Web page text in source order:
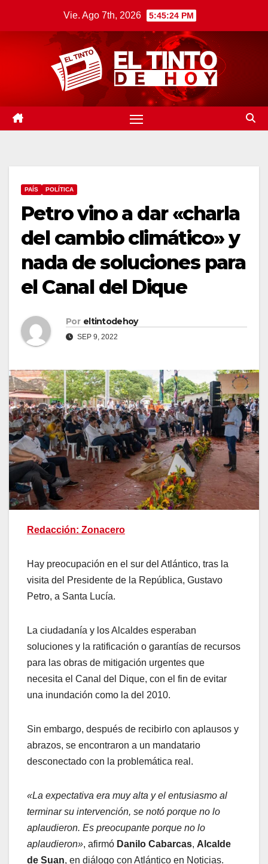
Vie. Ago 7th, 2026 5:45:25 PM
PAÍS POLÍTICA
Petro vino a dar «charla
del cambio climático» y
nada de soluciones para
el Canal del Dique
Por eltintodehoy
SEP 9, 2022
Redacción: Zonacero
Hay preocupación en el sur del Atlántico, tras la
visita del Presidente de la República, Gustavo
Petro, a Santa Lucía.
La ciudadanía y los Alcaldes esperaban
soluciones y la ratificación o garantías de recursos
para las obras de mitigación urgentes que
necesita el Canal del Dique, con el fin de evitar
una inundación como la del 2010.
Sin embargo, después de recibirlo con aplausos y
abrazos, se encontraron a un mandatario
desconectado con la problemática real.
«La expectativa era muy alta y el entusiasmo al
terminar su intervención, se notó porque no lo
aplaudieron. Es preocupante porque no lo
aplaudieron», afirmó Danilo Cabarcas, Alcalde
de Suan, en diálogo con Atlántico en Noticias.